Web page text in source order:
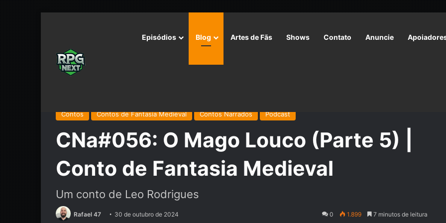
Episódios Blog Artes de Fãs Shows Contato Anuncie
Contos Contos de Fantasia Medieval Contos Narrados Podcast
CNa#056: O Mago Louco (Parte 5) |
Conto de Fantasia Medieval
Um conto de Leo Rodrigues
Rafael 47 30 de outubro de 2024 0 1.899 7 minutos de leitura